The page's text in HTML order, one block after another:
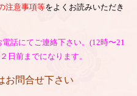
注意事項等をよくお読みいただき
話にてご連絡下さい。(12時〜21
日前までになります。
お問合せ下さい